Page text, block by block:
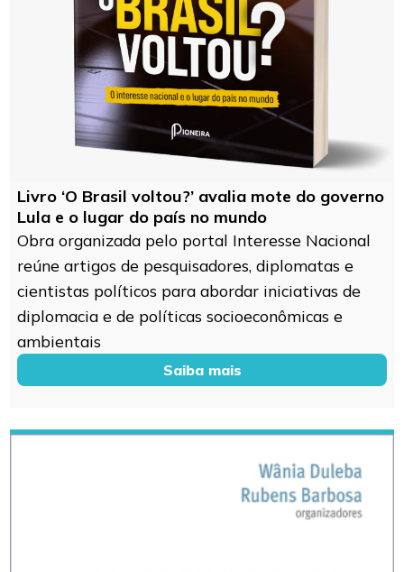
Livro ‘O Brasil voltou?’ avalia mote do governo
Lula e o lugar do país no mundo
Obra organizada pelo portal Interesse Nacional
reúne artigos de pesquisadores, diplomatas e
cientistas políticos para abordar iniciativas de
diplomacia e de políticas socioeconômicas e
ambientais
Saiba mais